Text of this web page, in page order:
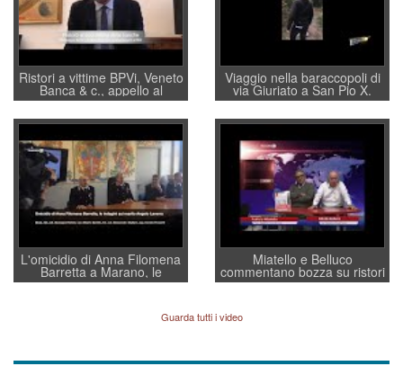
Ristori a vittime BPVi, Veneto
Banca & c., appello al
sottosegretario Alessio
Villarosa: per mettere ordine
convochi con Di Maio CNCU
a supporto della cabina di
regia al Mef
Viaggio nella baraccopoli di
via Giuriato a San Pio X.
Vicenza ai Vicentini: “faremo
un regalo di Natale ai
residenti”
L'omicidio di Anna Filomena
Barretta a Marano, le
indagini dei carabinieri di
quelle di... Barbara D'Urso
Miatello e Belluco
commentano bozza su ristori
BPVi e Veneto Banca
Guarda tutti i video